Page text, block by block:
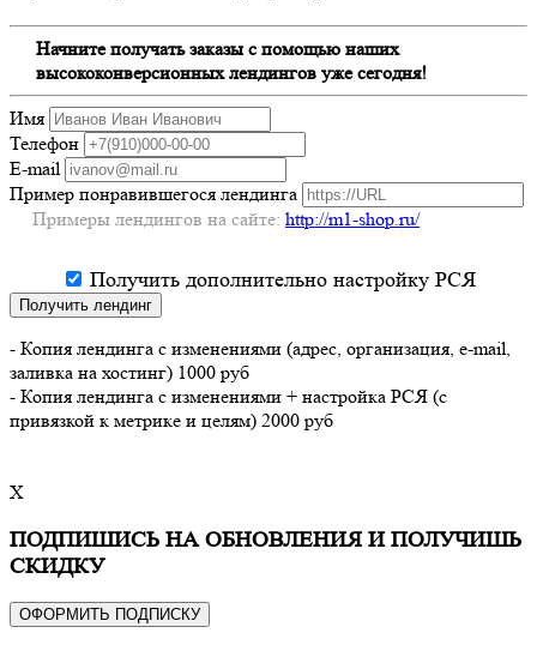
Начните получать заказы с помощью наших
высококонверсионных лендингов уже сегодня!
Имя
Телефон
E-mail
Пример понравившегося лендинга
Примеры лендингов на сайте: http://m1-shop.ru/
Получить дополнительно настройку РСЯ
Получить лендинг
- Копия лендинга с изменениями (адрес, организация, e-mail,
заливка на хостинг) 1000 руб
- Копия лендинга с изменениями + настройка РСЯ (с
привязкой к метрике и целям) 2000 руб
X
ПОДПИШИСЬ НА ОБНОВЛЕНИЯ И ПОЛУЧИШЬ
СКИДКУ
ОФОРМИТЬ ПОДПИСКУ